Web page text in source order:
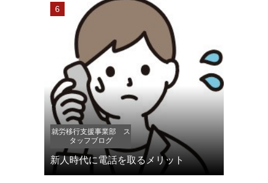
就労移行支援事業部 ス
タッフブログ
新人時代に電話を取るメリット